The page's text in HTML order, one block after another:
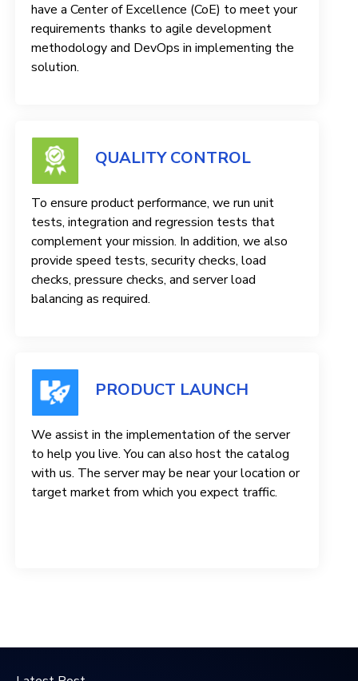
have a Center of Excellence (CoE) to meet your
requirements thanks to agile development
methodology and DevOps in implementing the
solution.
QUALITY CONTROL
To ensure product performance, we run unit
tests, integration and regression tests that
complement your mission. In addition, we also
provide speed tests, security checks, load
checks, pressure checks, and server load
balancing as required.
PRODUCT LAUNCH
We assist in the implementation of the server
to help you live. You can also host the catalog
with us. The server may be near your location or
target market from which you expect traffic.